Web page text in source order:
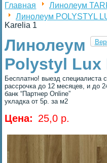
Главная Линолеум
Линолеум POLYSTYL
Karelia 1
Линолеум
Polystyl Lux
Бесплатно! выезд специалиста
рассрочка до 12 месяцев, и до
банк “Партнер Online”
укладка от 5р. за м2
Цена: 25,0 p.